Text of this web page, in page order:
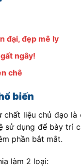
đại, đẹp mê ly
ngây!
chê
biến
liệu chủ đạo
dụng để bày trí
phần bắt mắt.
làm 2 loại: